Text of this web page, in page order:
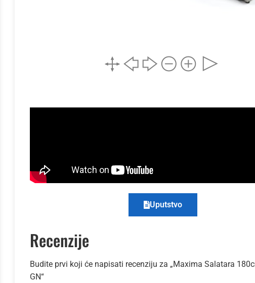
Uputstvo
Recenzije
Budite prvi koji će napisati recenziju za „Maxima Salatara
GN“